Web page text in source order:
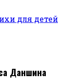
для детей
Даншина